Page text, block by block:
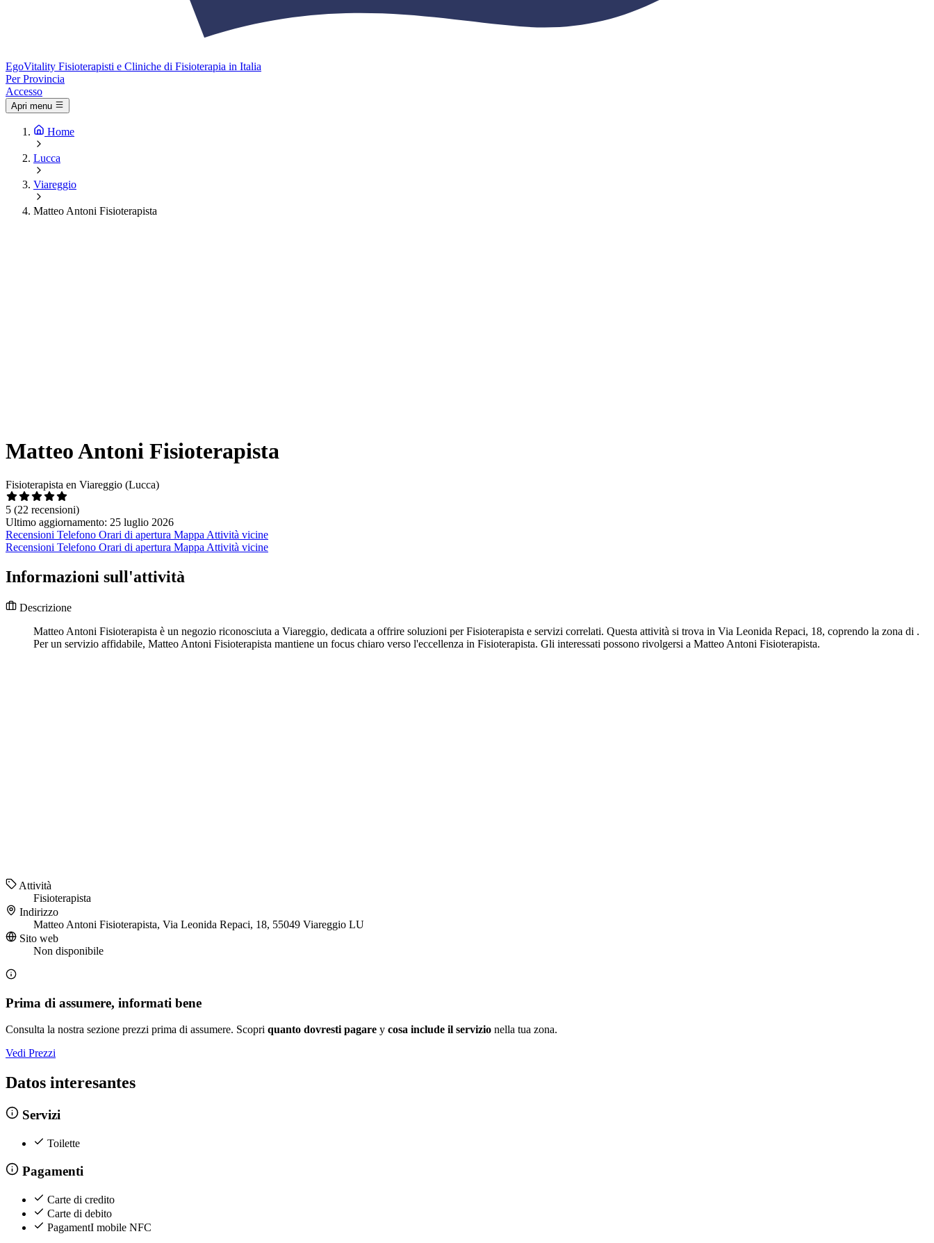
EgoVitality Fisioterapisti e Cliniche di Fisioterapia in Italia
Per Provincia
Accesso
Apri menu
Home
Lucca
Viareggio
Matteo Antoni Fisioterapista
Matteo Antoni Fisioterapista
Fisioterapista en Viareggio (Lucca)
5 (22 recensioni)
Ultimo aggiornamento: 25 luglio 2026
Recensioni Telefono Orari di apertura Mappa Attività vicine
Recensioni Telefono Orari di apertura Mappa Attività vicine
Informazioni sull'attività
Descrizione
Matteo Antoni Fisioterapista è un negozio riconosciuta a Viareggio, dedicata a offrire soluzioni per Fisioterapista e servizi correlati. Questa attività si trova in Via Leonida Repaci, 18, coprendo la zona di .
Per un servizio affidabile, Matteo Antoni Fisioterapista mantiene un focus chiaro verso l'eccellenza in Fisioterapista. Gli interessati possono rivolgersi a Matteo Antoni Fisioterapista.
Attività
Fisioterapista
Indirizzo
Matteo Antoni Fisioterapista, Via Leonida Repaci, 18, 55049 Viareggio LU
Sito web
Non disponibile
Prima di assumere, informati bene
Consulta la nostra sezione prezzi prima di assumere. Scopri quanto dovresti pagare y cosa include il servizio nella tua zona.
Vedi Prezzi
Datos interesantes
Servizi
Toilette
Pagamenti
Carte di credito
Carte di debito
PagamentI mobile NFC